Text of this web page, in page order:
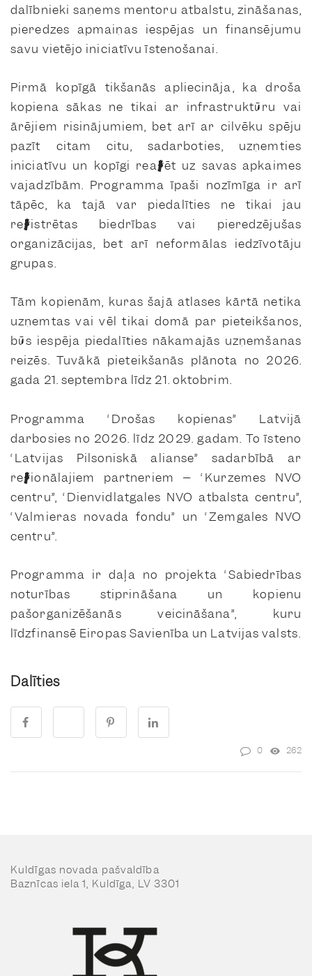
dalībnieki saņems mentoru atbalstu, zināšanas,
pieredzes apmaiņas iespējas un finansējumu
savu vietējo iniciatīvu īstenošanai.
Pirmā kopīgā tikšanās apliecināja, ka droša
kopiena sākas ne tikai ar infrastruktūru vai
ārējiem risinājumiem, bet arī ar cilvēku spēju
pazīt citam citu, sadarboties, uzņemties
iniciatīvu un kopīgi reaģēt uz savas apkaimes
vajadzībām. Programma īpaši nozīmīga ir arī
tāpēc, ka tajā var piedalīties ne tikai jau
reģistrētas biedrības vai pieredzējušas
organizācijas, bet arī neformālas iedzīvotāju
grupas.
Tām kopienām, kuras šajā atlases kārtā netika
uzņemtas vai vēl tikai domā par pieteikšanos,
būs iespēja piedalīties nākamajās uzņemšanas
reizēs. Tuvākā pieteikšanās plānota no 2026.
gada 21. septembra līdz 21. oktobrim.
Programma “Drošas kopienas” Latvijā
darbosies no 2026. līdz 2029. gadam. To īsteno
“Latvijas Pilsoniskā alianse” sadarbībā ar
reģionālajiem partneriem – “Kurzemes NVO
centru”, “Dienvidlatgales NVO atbalsta centru”,
“Valmieras novada fondu” un “Zemgales NVO
centru”.
Programma ir daļa no projekta “Sabiedrības
noturības stiprināšana un kopienu
pašorganizēšanās veicināšana”, kuru
līdzfinansē Eiropas Savienība un Latvijas valsts.
Dalīties
0 262
Kuldīgas novada pašvaldība
Baznīcas iela 1, Kuldīga, LV 3301